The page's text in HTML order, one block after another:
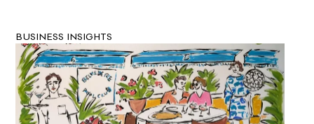
BUSINESS INSIGHTS